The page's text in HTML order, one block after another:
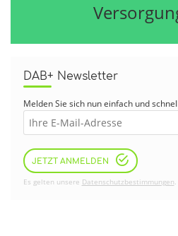
DAB+ Newsletter
Melden Sie sich nun einfach und
JETZT ANMELDEN
Es gelten unsere Datenschutzbestimmungen.